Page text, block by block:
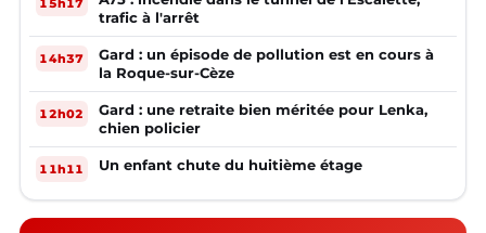
15h17
trafic à l'arrêt
14h37
Gard : un épisode de pollution est en cours à
la Roque-sur-Cèze
12h02
Gard : une retraite bien méritée pour Lenka,
chien policier
11h11 Un enfant chute du huitième étage